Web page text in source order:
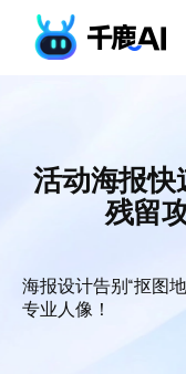
活动海报
残留
海报设计告别“抠图
专业人像！